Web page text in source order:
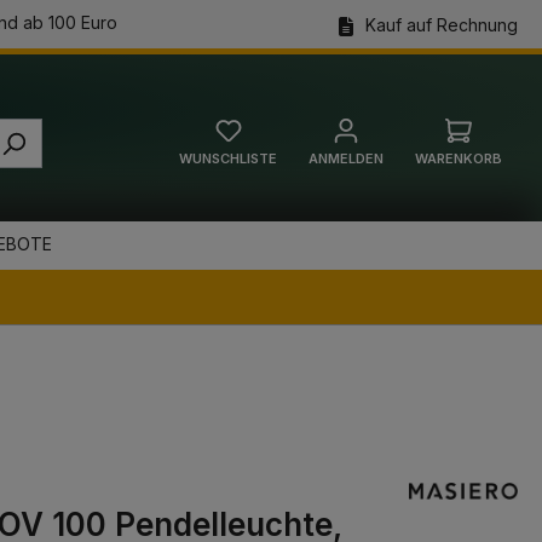
ab 100 Euro Kauf auf Rechnung
WUNSCHLISTE ANMELDEN WARENKORB
100 Pendelleuchte,